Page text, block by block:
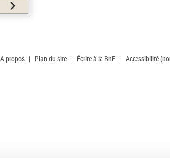
A propos | Plan du site | Écrire à la BnF | Accessibilité